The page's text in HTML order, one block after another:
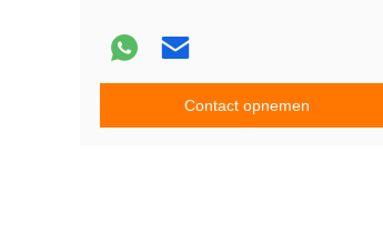
Contact opnemen